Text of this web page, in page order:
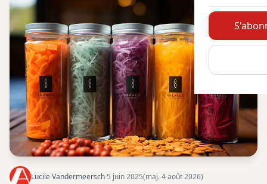
Lucile Vandermeersch·5 juin 2025(maj. 4 août 2026)